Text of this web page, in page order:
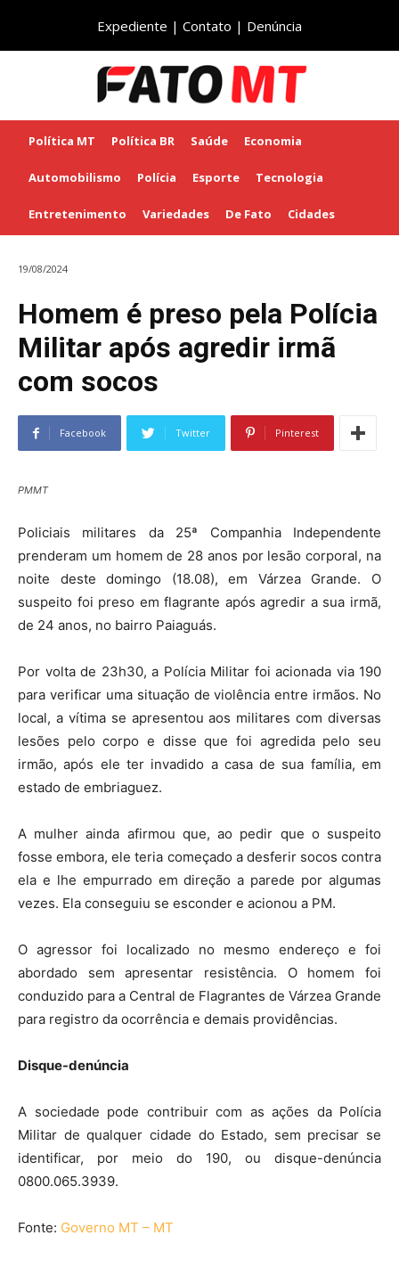
Expediente | Contato | Denúncia
Política MT Política BR Saúde Economia
Automobilismo Polícia Esporte Tecnologia
Entretenimento Variedades De Fato Cidades
19/08/2024
Homem é preso pela Polícia
Militar após agredir irmã
com socos
Facebook Twitter Pinterest
PMMT
Policiais militares da 25ª Companhia Independente
prenderam um homem de 28 anos por lesão corporal, na
noite deste domingo (18.08), em Várzea Grande. O
suspeito foi preso em flagrante após agredir a sua irmã,
de 24 anos, no bairro Paiaguás.
Por volta de 23h30, a Polícia Militar foi acionada via 190
para verificar uma situação de violência entre irmãos. No
local, a vítima se apresentou aos militares com diversas
lesões pelo corpo e disse que foi agredida pelo seu
irmão, após ele ter invadido a casa de sua família, em
estado de embriaguez.
A mulher ainda afirmou que, ao pedir que o suspeito
fosse embora, ele teria começado a desferir socos contra
ela e lhe empurrado em direção a parede por algumas
vezes. Ela conseguiu se esconder e acionou a PM.
O agressor foi localizado no mesmo endereço e foi
abordado sem apresentar resistência. O homem foi
conduzido para a Central de Flagrantes de Várzea Grande
para registro da ocorrência e demais providências.
Disque-denúncia
A sociedade pode contribuir com as ações da Polícia
Militar de qualquer cidade do Estado, sem precisar se
identificar, por meio do 190, ou disque-denúncia
0800.065.3939.
Fonte: Governo MT – MT